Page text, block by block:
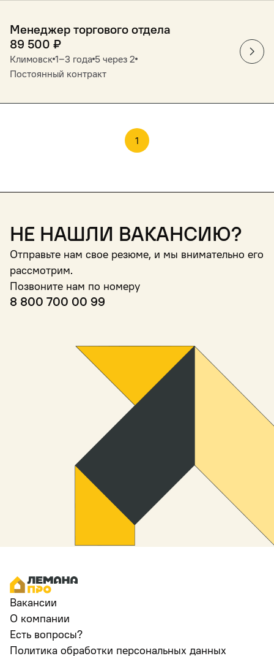
Менеджер торгового отдела
89 500 ₽
Климовск 1‒3 года 5 через 2
Постоянный контракт
1
Не нашли вакансию?
Отправьте нам свое резюме, и мы внимательно его
рассмотрим.
Позвоните нам по номеру
8 800 700 00 99
Вакансии
О компании
Есть вопросы?
Политика обработки персональных данных